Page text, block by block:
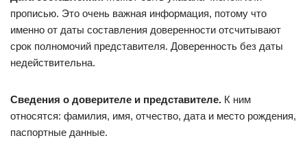
прописью. Это очень важная информация, потому что
именно от даты составления доверенности отсчитывают
срок полномочий представителя. Доверенность без даты
недействительна.
Сведения о доверителе и представителе. К ним
относятся: фамилия, имя, отчество, дата и место рождения,
паспортные данные.